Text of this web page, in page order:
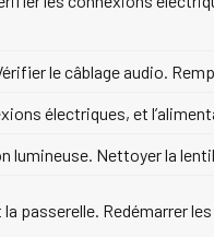
le câblage audio.
électriques, et
lumineuse. Nettoyer la
passerelle. Redémarrer